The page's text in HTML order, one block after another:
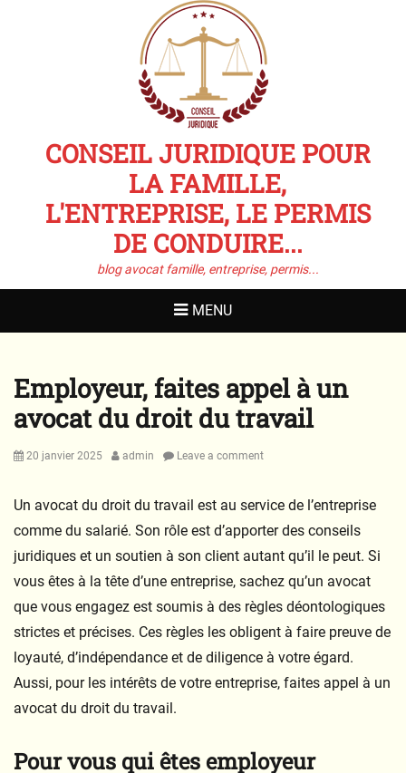
CONSEIL JURIDIQUE POUR
LA FAMILLE,
L'ENTREPRISE, LE PERMIS
DE CONDUIRE...
blog avocat famille, entreprise, permis...
MENU
Employeur, faites appel à un
avocat du droit du travail
Posted
20 janvier 2025 Author
admin Leave a comment
Un avocat du droit du travail est au service de l’entreprise
comme du salarié. Son rôle est d’apporter des conseils
juridiques et un soutien à son client autant qu’il le peut. Si
vous êtes à la tête d’une entreprise, sachez qu’un avocat
que vous engagez est soumis à des règles déontologiques
strictes et précises. Ces règles les obligent à faire preuve de
loyauté, d’indépendance et de diligence à votre égard.
Aussi, pour les intérêts de votre entreprise, faites appel à un
avocat du droit du travail.
Pour vous qui êtes employeur